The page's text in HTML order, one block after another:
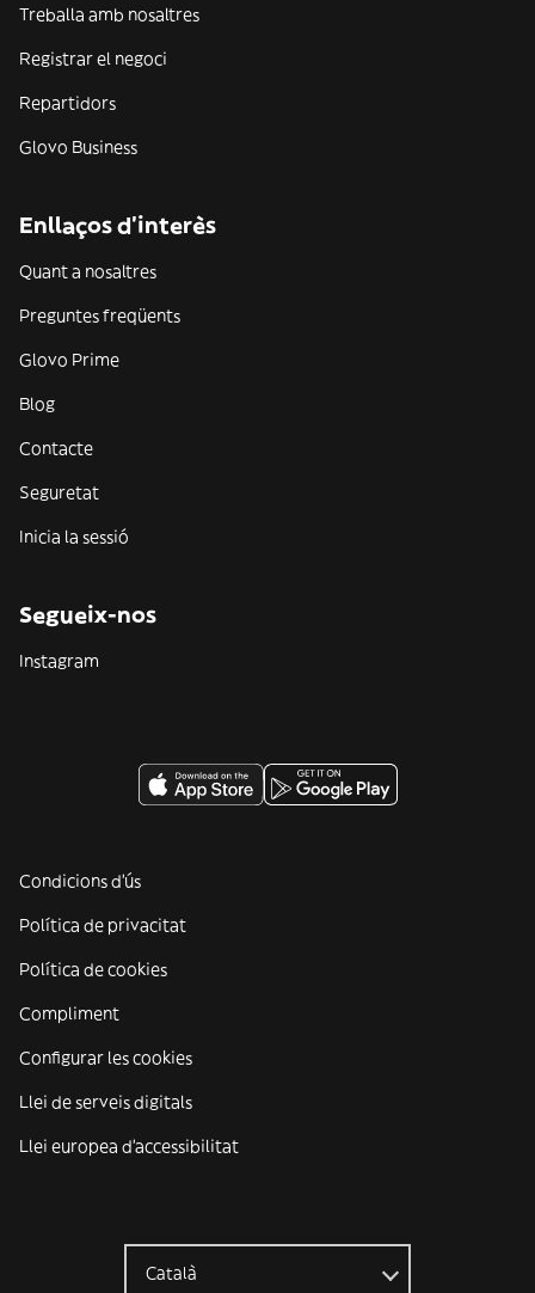
Treballa amb nosaltres
Registrar el negoci
Repartidors
Glovo Business
Enllaços d'interès
Quant a nosaltres
Preguntes freqüents
Glovo Prime
Blog
Contacte
Seguretat
Inicia la sessió
Segueix-nos
Instagram
Condicions d'ús
Política de privacitat
Política de cookies
Compliment
Configurar les cookies
Llei de serveis digitals
Llei europea d'accessibilitat